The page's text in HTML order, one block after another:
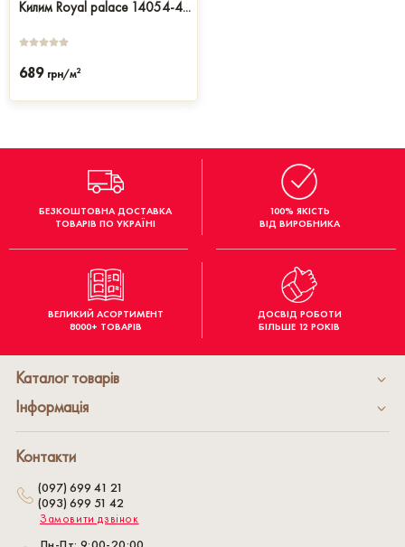
Килим Royal palace 14054-4...
689 грн/м2
БЕЗКОШТОВНА ДОСТАВКА
ТОВАРІВ ПО УКРАЇНІ
100% ЯКІСТЬ
ВІД ВИРОБНИКА
ВЕЛИКИЙ АСОРТИМЕНТ
8000+ ТОВАРІВ
ДОСВІД РОБОТИ
БІЛЬШЕ 12 РОКІВ
Каталог товарів
Інформація
Контакти
(097) 699 41 21
(093) 699 51 42
Замовити дзвінок